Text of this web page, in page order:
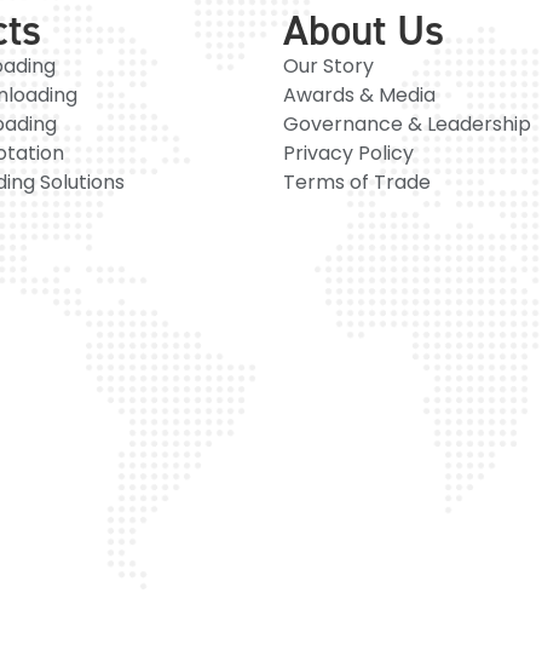
Solutions
About Us
Our Story
Awards & Media
Governance & Leadership
Privacy Policy
Terms of Trade